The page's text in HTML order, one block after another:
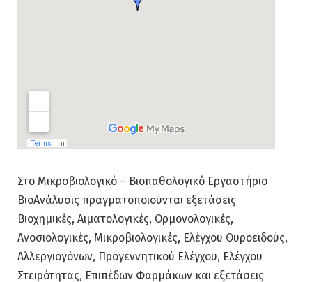
Στο Μικροβιολογικό – Βιοπαθολογικό Εργαστήριο
ΒιοAνάλυσις πραγματοποιούνται εξετάσεις
Βιοχημικές, Αιματολογικές, Ορμονολογικές,
Ανοσιολογικές, Μικροβιολογικές, Ελέγχου Θυροειδούς,
Αλλεργιογόνων, Προγεννητικού Ελέγχου, Ελέγχου
Στειρότητας, Επιπέδων Φαρμάκων και εξετάσεις